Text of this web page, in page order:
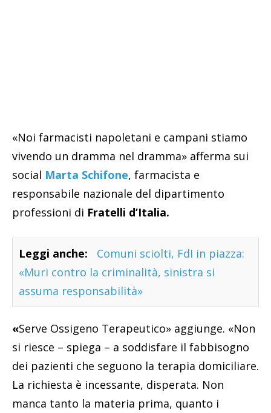
«Noi farmacisti napoletani e campani stiamo
vivendo un dramma nel dramma» afferma sui
social Marta Schifone, farmacista e
responsabile nazionale del dipartimento
professioni di Fratelli d’Italia.
Leggi anche:
Comuni sciolti, FdI in piazza:
«Muri contro la criminalità, sinistra si
assuma responsabilità»
«Serve Ossigeno Terapeutico» aggiunge. «Non
si riesce – spiega – a soddisfare il fabbisogno
dei pazienti che seguono la terapia domiciliare.
La richiesta è incessante, disperata. Non
manca tanto la materia prima, quanto i